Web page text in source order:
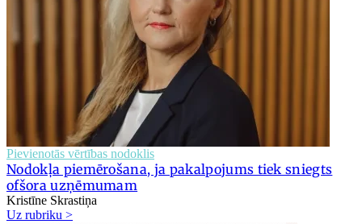
Pievienotās vērtības nodoklis
Nodokļa piemērošana, ja pakalpojums tiek sniegts
ofšora uzņēmumam
Kristīne Skrastiņa
Uz rubriku >